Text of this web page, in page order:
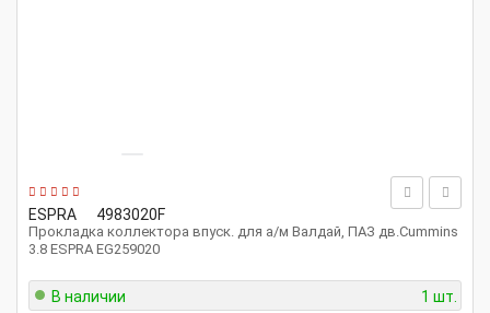
ESPRA 4983020F
Прокладка коллектора впуск. для а/м Валдай, ПАЗ дв.Cummins
3.8 ESPRA EG259020
В наличии 1 шт.